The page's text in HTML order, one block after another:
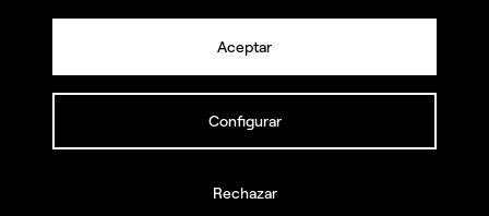
© summa.es Todos los derechos reservados.
Aceptar
Configurar
Rechazar